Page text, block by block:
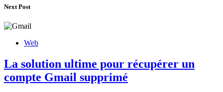
Next Post
Web
La solution ultime pour récupérer un
compte Gmail supprimé